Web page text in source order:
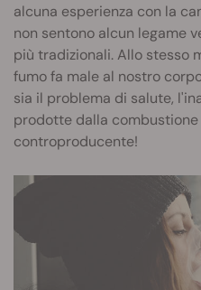
alcuna esperienza con la
non sentono alcun legame
più tradizionali. Allo stesso
fumo fa male al nostro
sia il problema di salute,
prodotte dalla
controproducente!